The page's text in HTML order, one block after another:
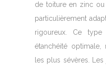
de toiture en zinc
particulièrement
rigoureux. Ce
étanchéité optimale,
les plus sévères.